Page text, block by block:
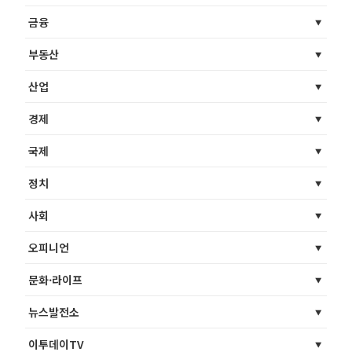
금융
부동산
산업
경제
국제
정치
사회
오피니언
문화·라이프
뉴스발전소
이투데이TV